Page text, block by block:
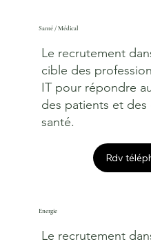
Santé / Médical
Le recrutement
cible des
IT pour répondre
des patients et
santé.
Rdv
Energie
Le recrutement